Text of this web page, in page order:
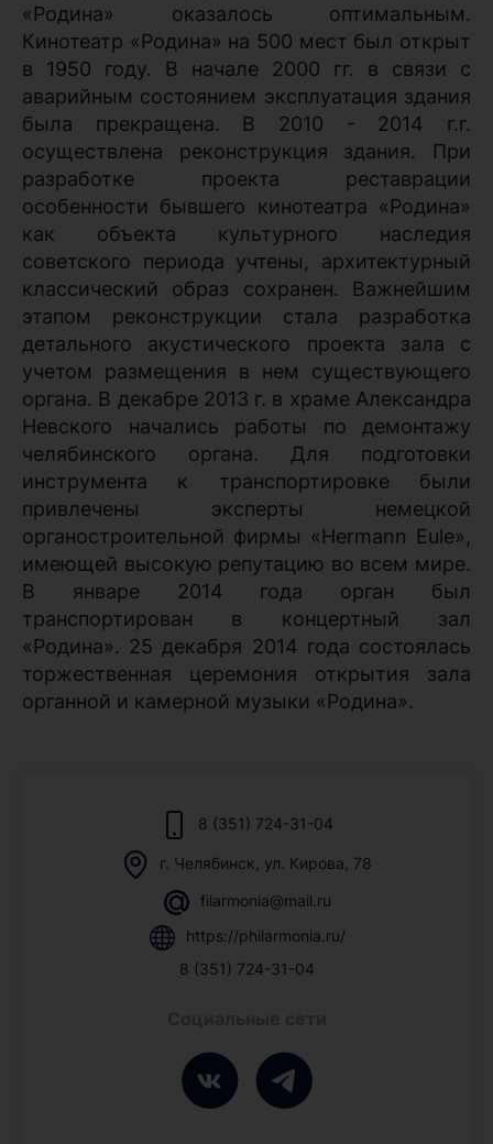
8 (351) 724-31-04
г. Челябинск, ул. Кирова, 78
filarmonia@mail.ru
https://philarmonia.ru/
8 (351) 724-31-04
«Родина» оказалось оптимальным.
Кинотеатр «Родина» на 500 мест был открыт
в 1950 году. В начале 2000 гг. в связи с
аварийным состоянием эксплуатация здания
была прекращена. В 2010 - 2014 г.г.
осуществлена реконструкция здания. При
разработке проекта реставрации
особенности бывшего кинотеатра «Родина»
как объекта культурного наследия
советского периода учтены, архитектурный
классический образ сохранен. Важнейшим
этапом реконструкции стала разработка
детального акустического проекта зала с
учетом размещения в нем существующего
органа. В декабре 2013 г. в храме Александра
Невского начались работы по демонтажу
челябинского органа. Для подготовки
инструмента к транспортировке были
привлечены эксперты немецкой
органостроительной фирмы «Hermann Eule»,
имеющей высокую репутацию во всем мире.
В январе 2014 года орган был
транспортирован в концертный зал
«Родина». 25 декабря 2014 года состоялась
торжественная церемония открытия зала
органной и камерной музыки «Родина».